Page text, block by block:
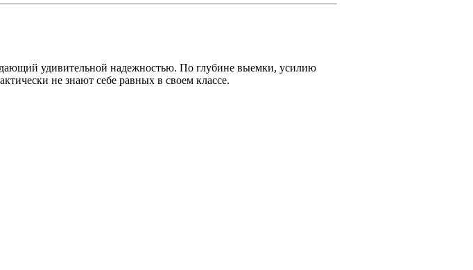
удивительной надежностью. По глубине выемки, усилию
не знают себе равных в своем классе.